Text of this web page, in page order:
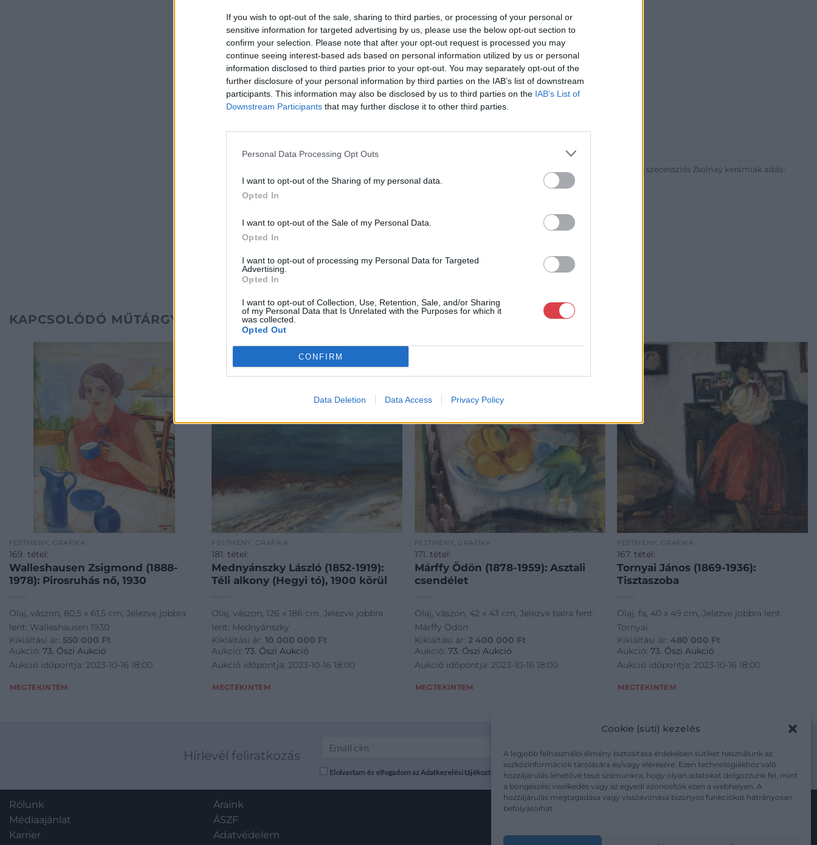
If you wish to opt-out of the sale, sharing to third parties, or processing of your personal or
sensitive information for targeted advertising by us, please use the below opt-out section to
confirm your selection. Please note that after your opt-out request is processed you may
continue seeing interest-based ads based on personal information utilized by us or personal
information disclosed to third parties prior to your opt-out. You may separately opt-out of the
further disclosure of your personal information by third parties on the IAB’s list of downstream
participants. This information may also be disclosed by us to third parties on the IAB’s List of
Downstream Participants that may further disclose it to other third parties.
Personal Data Processing Opt Outs
I want to opt-out of the Sharing of my personal data.
Opted In
I want to opt-out of the Sale of my Personal Data.
Opted In
I want to opt-out of processing my Personal Data for Targeted
Advertising.
Opted In
I want to opt-out of Collection, Use, Retention, Sale, and/or Sharing
of my Personal Data that Is Unrelated with the Purposes for which it
was collected.
Opted Out
CONFIRM
Data Deletion Data Access Privacy Policy
Cookie (süti) kezelés
A legjobb felhasználói élmény biztosítása érdekében sütiket használunk az
eszközinformációk tárolására és/vagy elérésére. Ezen technológiákhoz való
hozzájárulás lehetővé teszi számunkra, hogy olyan adatokat dolgozzunk fel, mint
a böngészési viselkedés vagy az egyedi azonosítók ezen a webhelyen. A
hozzájárulás megtagadása vagy visszavonása bizonyos funkciókat hátrányosan
befolyásolhat.
Tételszám: 187
Eladó adatai
Eladó:Virág Judit Galéria
Cím: Nemes Zsófia
Mű-Terem Galéria Kft.
1055 Budapest, Falk Miksa u. 30
Telefon: 36-1-312-2071, 269-4681 269-4681
http://www.viragjuditgaleria.hu
Bemutatkozás: Kiemelkedő kvalitású 19. és 20. századi magyar festészet és szecessziós Zsolnay kerámiák adás-
vétele és aukcionálása. Exkluzív aukciók évente 3 alkalommal.
KAPCSOLÓDÓ MŰTÁRGYAK
FESTMÉNY, GRAFIKA
169. tétel:
Walleshausen Zsigmond (1888-
1978): Pirosruhás nő, 1930
Olaj, vászon, 80,5 x 61,5 cm, Jelezve jobbra
lent: Walleshausen 1930
Kikiáltási ár: 550 000 Ft
Aukció: 73. Őszi Aukció
Aukció időpontja: 2023-10-16 18:00
MEGTEKINTEM
FESTMÉNY, GRAFIKA
181. tétel:
Mednyánszky László (1852-1919):
Téli alkony (Hegyi tó), 1900 körül
Olaj, vászon, 126 x 186 cm, Jelezve jobbra
lent: Mednyánszky
Kikiáltási ár:10 000 000 Ft
Aukció:73. Őszi Aukció
Aukció időpontja: 2023-10-16 18:00
MEGTEKINTEM
FESTMÉNY, GRAFIKA
171. tétel:
Márffy Ödön (1878-1959): Asztali
csendélet
Olaj, vászon, 42 x 43 cm, Jelezve balra fent:
Márffy Ödön
Kikiáltási ár: 2 400 000 Ft
Aukció: 73. Őszi Aukció
Aukció időpontja: 2023-10-16 18:00
MEGTEKINTEM
FESTMÉNY, GRAFIKA
167. tétel:
Tornyai János (1869-1936):
Tisztaszoba
Olaj, fa, 40 x 49 cm, Jelezve jobbra lent:
Tornyai
Kikiáltási ár: 480 000 Ft
Aukció:73. Őszi Aukció
Aukció időpontja: 2023-10-16 18:00
MEGTEKINTEM
Hírlevél feliratkozás
Elolvastam és elfogadom az Adatkezelési tájékoztatót: mutargy.com/adatkezelesi-tajekoztato/
Rólunk
Médiaajánlat
Karrier
Áraink
ÁSZF
Adatvédelem